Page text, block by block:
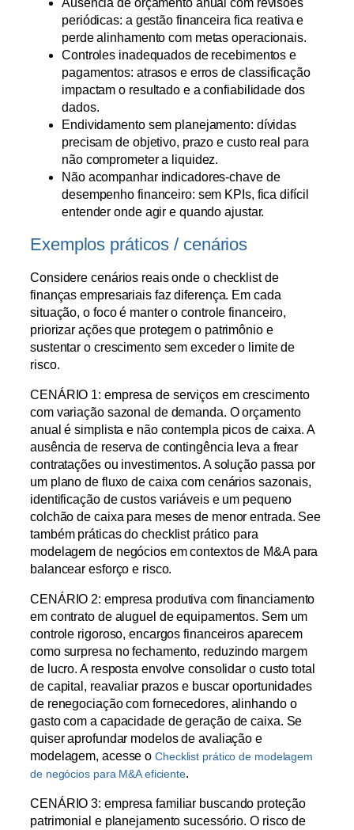
Ausência de orçamento anual com revisões
periódicas: a gestão financeira fica reativa e
perde alinhamento com metas operacionais.
Controles inadequados de recebimentos e
pagamentos: atrasos e erros de classificação
impactam o resultado e a confiabilidade dos
dados.
Endividamento sem planejamento: dívidas
precisam de objetivo, prazo e custo real para
não comprometer a liquidez.
Não acompanhar indicadores-chave de
desempenho financeiro: sem KPIs, fica difícil
entender onde agir e quando ajustar.
Exemplos práticos / cenários
Considere cenários reais onde o checklist de
finanças empresariais faz diferença. Em cada
situação, o foco é manter o controle financeiro,
priorizar ações que protegem o patrimônio e
sustentar o crescimento sem exceder o limite de
risco.
CENÁRIO 1: empresa de serviços em crescimento
com variação sazonal de demanda. O orçamento
anual é simplista e não contempla picos de caixa. A
ausência de reserva de contingência leva a frear
contratações ou investimentos. A solução passa por
um plano de fluxo de caixa com cenários sazonais,
identificação de custos variáveis e um pequeno
colchão de caixa para meses de menor entrada. See
também práticas do checklist prático para
modelagem de negócios em contextos de M&A para
balancear esforço e risco.
CENÁRIO 2: empresa produtiva com financiamento
em contrato de aluguel de equipamentos. Sem um
controle rigoroso, encargos financeiros aparecem
como surpresa no fechamento, reduzindo margem
de lucro. A resposta envolve consolidar o custo total
de capital, reavaliar prazos e buscar oportunidades
de renegociação com fornecedores, alinhando o
gasto com a capacidade de geração de caixa. Se
quiser aprofundar modelos de avaliação e
modelagem, acesse o Checklist prático de modelagem
de negócios para M&A eficiente.
CENÁRIO 3: empresa familiar buscando proteção
patrimonial e planejamento sucessório. O risco de